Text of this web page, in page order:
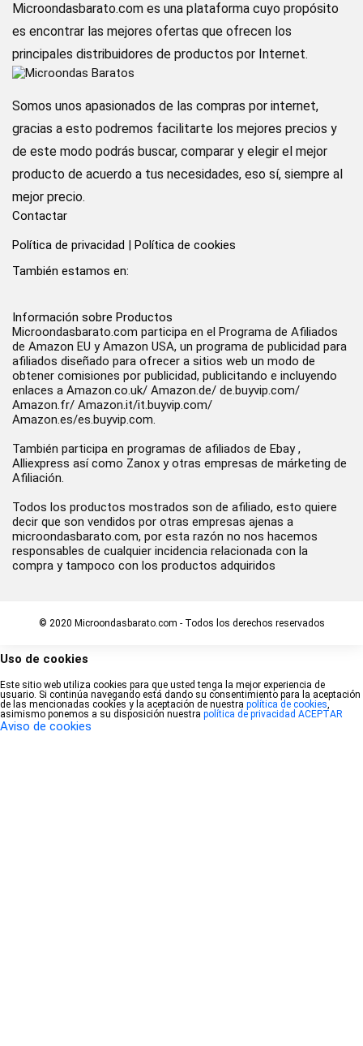
Microondasbarato.com es una plataforma cuyo propósito
es encontrar las mejores ofertas que ofrecen los
principales distribuidores de productos por Internet.
Somos unos apasionados de las compras por internet,
gracias a esto podremos facilitarte los mejores precios y
de este modo podrás buscar, comparar y elegir el mejor
producto de acuerdo a tus necesidades, eso sí, siempre al
mejor precio.
Contactar
Política de privacidad | Política de cookies
También estamos en:
Información sobre Productos
Microondasbarato.com participa en el Programa de Afiliados
de Amazon EU y Amazon USA, un programa de publicidad para
afiliados diseñado para ofrecer a sitios web un modo de
obtener comisiones por publicidad, publicitando e incluyendo
enlaces a Amazon.co.uk/ Amazon.de/ de.buyvip.com/
Amazon.fr/ Amazon.it/it.buyvip.com/
Amazon.es/es.buyvip.com.
También participa en programas de afiliados de Ebay ,
Alliexpress así como Zanox y otras empresas de márketing de
Afiliación.
Todos los productos mostrados son de afiliado, esto quiere
decir que son vendidos por otras empresas ajenas a
microondasbarato.com, por esta razón no nos hacemos
responsables de cualquier incidencia relacionada con la
compra y tampoco con los productos adquiridos
© 2020 Microondasbarato.com - Todos los derechos reservados
Uso de cookies
Este sitio web utiliza cookies para que usted tenga la mejor experiencia de
usuario. Si continúa navegando está dando su consentimiento para la aceptación
de las mencionadas cookies y la aceptación de nuestra política de cookies,
asimismo ponemos a su disposición nuestra política de privacidad ACEPTAR
Aviso de cookies